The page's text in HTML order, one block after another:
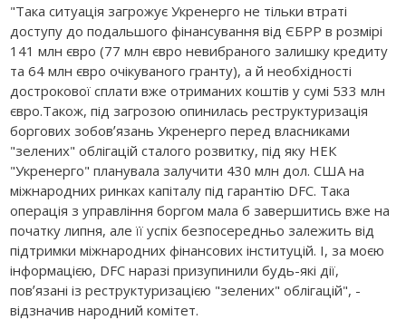
"Така ситуація загрожує Укренерго не тільки втраті
доступу до подальшого фінансування від ЄБРР в розмірі
141 млн євро (77 млн євро невибраного залишку кредиту
та 64 млн євро очікуваного гранту), а й необхідності
дострокової сплати вже отриманих коштів у сумі 533 млн
євро.Також, під загрозою опинилась реструктуризація
боргових зобовʼязань Укренерго перед власниками
"зелених" облігацій сталого розвитку, під яку НЕК
"Укренерго" планувала залучити 430 млн дол. США на
міжнародних ринках капіталу під гарантію DFC. Така
операція з управління боргом мала б завершитись вже на
початку липня, але її успіх безпосередньо залежить від
підтримки міжнародних фінансових інституцій. І, за моєю
інформацією, DFC наразі призупинили будь-які дії,
повʼязані із реструктуризацією "зелених" облігацій", -
відзначив народний комітет.